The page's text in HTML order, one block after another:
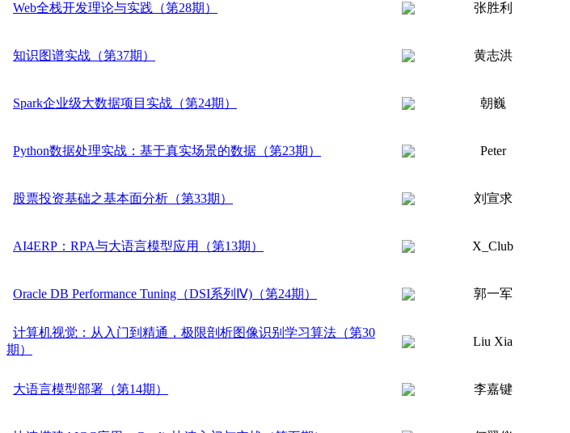
Web全栈开发理论与实践（第28期） 张胜利
知识图谱实战（第37期） 黄志洪
Spark企业级大数据项目实战（第24期） 朝巍
Python数据处理实战：基于真实场景的数据（第23期） Peter
股票投资基础之基本面分析（第33期） 刘宣求
AI4ERP：RPA与大语言模型应用（第13期） X_Club
Oracle DB Performance Tuning（DSI系列Ⅳ)（第24期） 郭一军
计算机视觉：从入门到精通，极限剖析图像识别学习算法（第30
期）
Liu Xia
大语言模型部署（第14期） 李嘉键